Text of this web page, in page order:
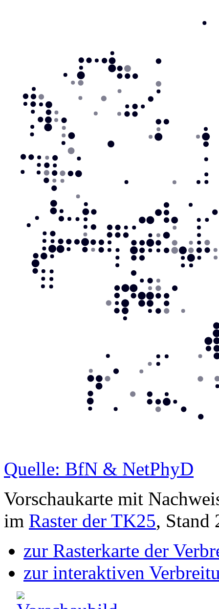
Quelle: BfN & NetPhyD
Vorschaukarte mit
im Raster der TK25, Stand
zur Rasterkarte der
zur interaktiven